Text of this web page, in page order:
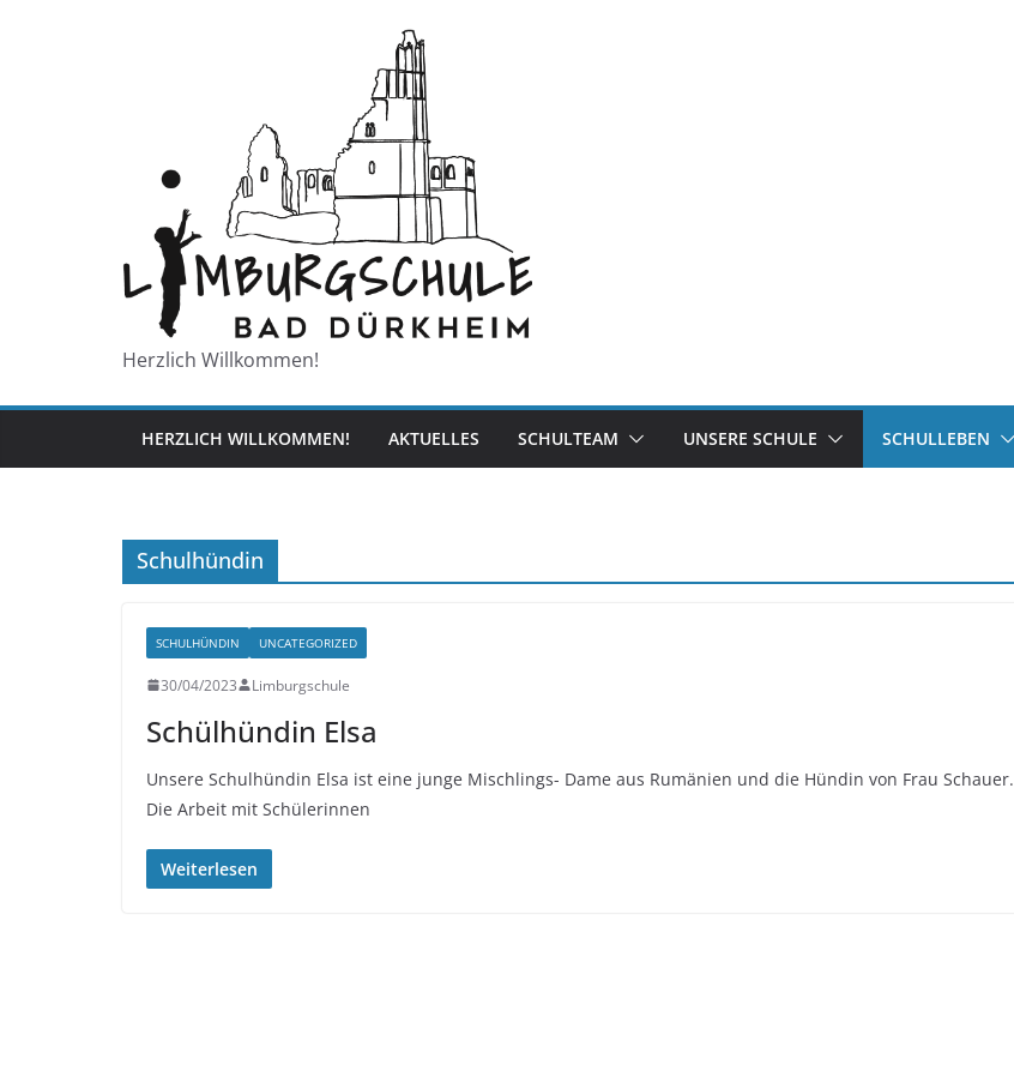
Herzlich Willkommen!
HERZLICH WILLKOMMEN! AKTUELLES SCHULTEAM UNSERE SCHULE SCHULLEBEN
Schulhündin
SCHULHÜNDIN UNCATEGORIZED
30/04/2023 Limburgschule
Schülhündin Elsa
Unsere Schulhündin Elsa ist eine junge Mischlings- Dame aus Rumänien und die Hündin von Frau Schauer.
Die Arbeit mit Schülerinnen
Weiterlesen